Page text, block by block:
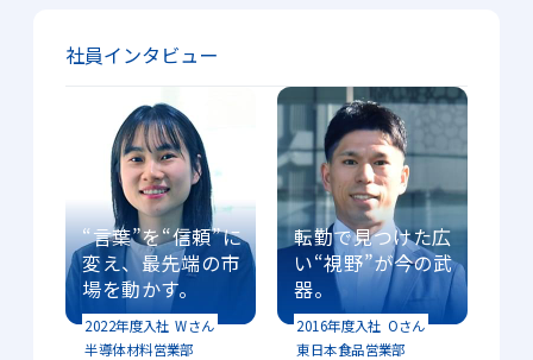
社員インタビュー
“言葉”を“信頼”に
変え、最先端の市
場を動かす。
2022年度入社 Wさん
半導体材料営業部
転勤で見つけた広
い“視野”が今の武
器。
2016年度入社 Oさん
東日本食品営業部